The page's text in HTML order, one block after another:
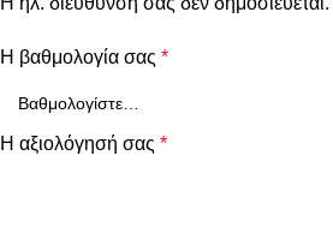
Η βαθμολογία σας *
Η αξιολόγησή σας *